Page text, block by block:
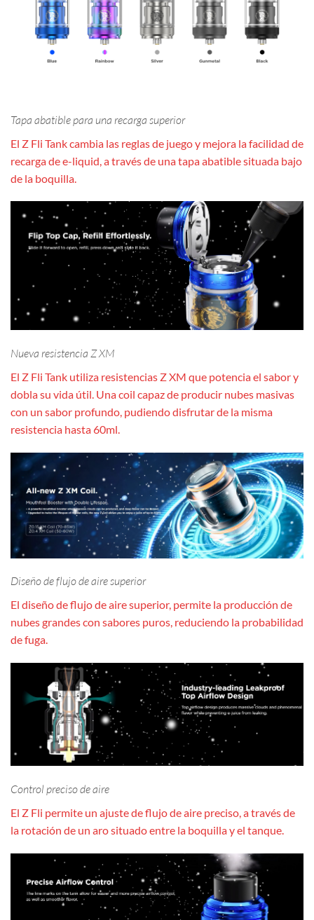
Tapa abatible para una recarga superior
El Z Fli Tank cambia las reglas de juego y mejora la facilidad de
recarga de e-liquid, a través de una tapa abatible situada bajo
de la boquilla.
Nueva resistencia Z XM
El Z Fli Tank utiliza resistencias Z XM que potencia el sabor y
dobla su vida útil. Una coil capaz de producir nubes masivas
con un sabor profundo, pudiendo disfrutar de la misma
resistencia hasta 60ml.
Diseño de flujo de aire superior
El diseño de flujo de aire superior, permite la producción de
nubes grandes con sabores puros, reduciendo la probabilidad
de fuga.
Control preciso de aire
El Z Fli permite un ajuste de flujo de aire preciso, a través de
la rotación de un aro situado entre la boquilla y el tanque.